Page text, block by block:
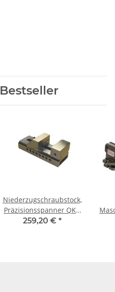
Niederzugschraubstock,
Präzisionsspanner QKG
125
259,20 € *